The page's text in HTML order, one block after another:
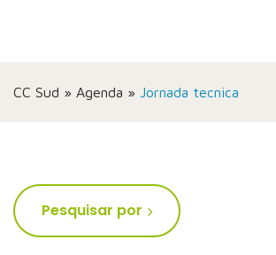
CC Sud » Agenda » Jornada tecnica
Pesquisar por